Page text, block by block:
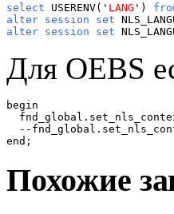
select USERENV(' LANG ')
alter session set
alter session set
Для OEBS
begin
--
Похожие